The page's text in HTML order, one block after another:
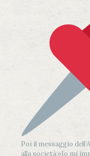
Poi il messaggio
alla società:«Io mi